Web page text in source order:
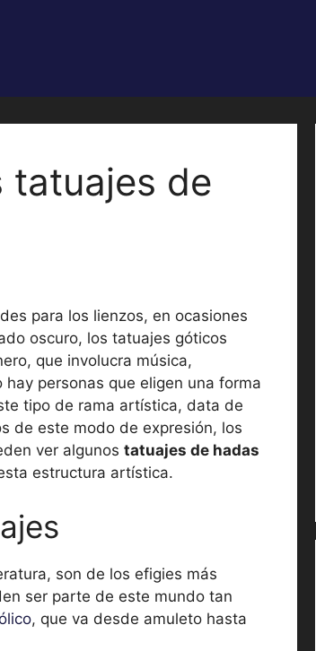
tatuajes de
para los lienzos, en ocasiones
oscuro, los tatuajes góticos
que involucra música,
personas que eligen una forma
tipo de rama artística, data de
de este modo de expresión, los
ver algunos tatuajes de hadas
estructura artística.
son de los efigies más
ser parte de este mundo tan
, que va desde amuleto hasta